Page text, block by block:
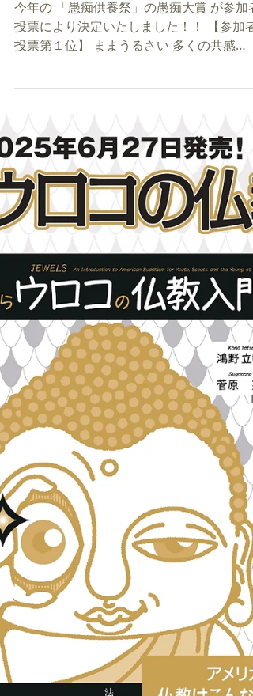
2025年度「愚痴大賞」決
定！！
今年の 「愚痴供養祭」の愚痴大賞 が参加者
投票により決定いたしました！！ 【参加者
投票第１位】 ままうるさい 多くの共感
（？）を生んだシンプルな一言が１位とな
ました。小さい子が書いてくれたのか、ひ
がなの「まま」がいい味をだしています。
来年も皆様とともに よりより気づき、癒や
しの時間にして参りいと思います。 年末年
始も愚痴短冊の奉納はうけつけております
是非ひとつの節目としてお気軽に書きにお
しください。お待ちしております！合掌
【愚痴供養祭とは？】
https://www.gonnenji.com/post/guchi-
kuyo-sai2025